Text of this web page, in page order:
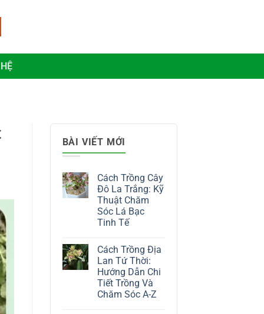
BÀI VIẾT MỚI
Cách Trồng Cây
Đô La Trắng: Kỹ
Thuật Chăm
Sóc Lá Bạc
Tinh Tế
bình
luận
ở
Cách
Trồng
Cây
Đô
Cách Trồng Địa
Lan Tứ Thời:
Hướng Dẫn Chi
Tiết Trồng Và
Chăm Sóc A-Z